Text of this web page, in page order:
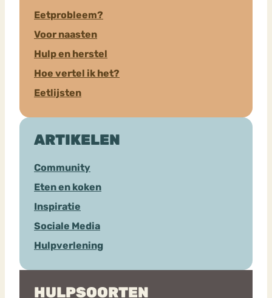
Eetprobleem?
Voor naasten
Hulp en herstel
Hoe vertel ik het?
Eetlijsten
ARTIKELEN
Community
Eten en koken
Inspiratie
Sociale Media
Hulpverlening
HULPSOORTEN